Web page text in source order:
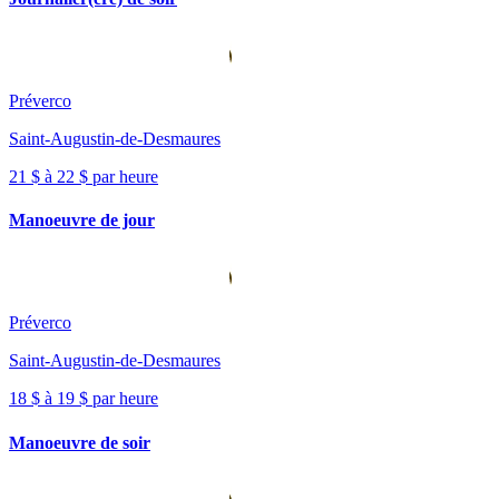
Préverco
Saint-Augustin-de-Desmaures
21 $ à 22 $ par heure
Manoeuvre de jour
Préverco
Saint-Augustin-de-Desmaures
18 $ à 19 $ par heure
Manoeuvre de soir